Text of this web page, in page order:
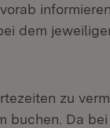
dem
zu
buchen. Da